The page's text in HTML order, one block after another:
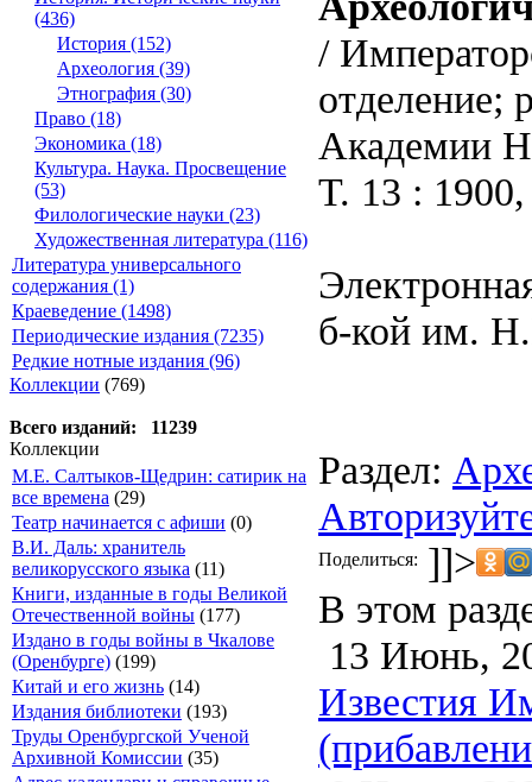
(436)
История (152)
Археология (39)
Этнография (30)
Право (18)
Экономика (18)
Культура. Наука. Просвещение
(53)
Филологические науки (23)
Художественная литература (116)
Литература универсального
содержания (1)
Краеведение (1498)
Периодические издания (7235)
Редкие нотные издания (96)
Коллекции (769)
Всего изданий: 11239
Коллекции
М.Е. Салтыков-Щедрин: сатирик на
все времена (29)
Театр начинается с афиши (0)
В.И. Даль: хранитель
великорусского языка (11)
Книги, изданные в годы Великой
Отечественной войны (177)
Издано в годы войны в Чкалове
(Оренбурге) (199)
Китай и его жизнь (14)
Издания библиотеки (193)
Труды Оренбургской Ученой
Архивной Комиссии (35)
/
отделение;
Академии
Т. 13 :
б-кой им.
Раздел:
Поделиться: ]]>
В этом
13 Июнь,
Известия